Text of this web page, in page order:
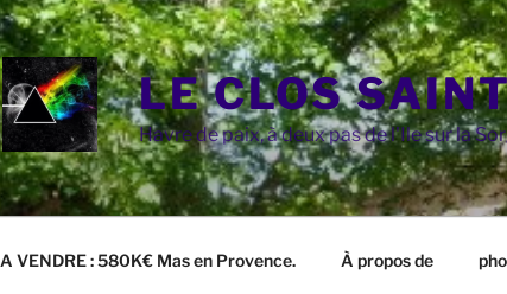
LE CLOS
Havre de paix, à deux pas de l'Ile sur la
A VENDRE : 580K€ Mas en Provence. À propos de